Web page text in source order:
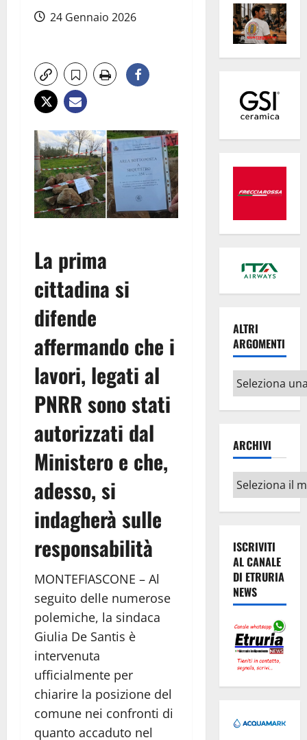
24 Gennaio 2026
La prima
cittadina si
difende
affermando che i
lavori, legati al
PNRR sono stati
autorizzati dal
Ministero e che,
adesso, si
indagherà sulle
responsabilità
MONTEFIASCONE – Al
seguito delle numerose
polemiche, la sindaca
Giulia De Santis è
intervenuta
ufficialmente per
chiarire la posizione del
comune nei confronti di
quanto accaduto nel
ALTRI
ARGOMENTI
Altri
argomenti
ARCHIVI
Archivi
ISCRIVITI
AL CANALE
DI ETRURIA
NEWS